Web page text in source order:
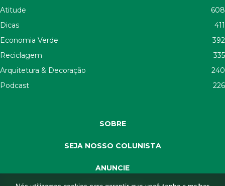
Atitude
608
Dicas
411
Economia Verde
392
Reciclagem
335
Arquitetura & Decoração
240
Podcast
226
SOBRE
SEJA NOSSO COLUNISTA
ANUNCIE